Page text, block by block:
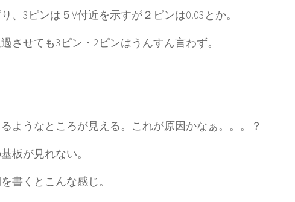
、3ピンは５V付近を示すが２ピンは0.03とか。
させても3ピン・2ピンはうんすん言わず。
ようなところが見える。これが原因かなぁ。。。？
板が見れない。
書くとこんな感じ。